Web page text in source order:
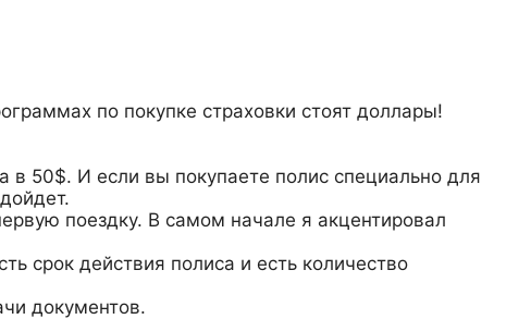
по покупке страховки стоят доллары!
50$. И если вы покупаете полис специально для
поездку. В самом начале я акцентировал
срок действия полиса и есть количество
документов.